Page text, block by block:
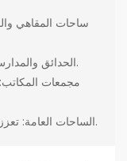
ساحات المقاهي
الحدائق والمدارس: مقاعد متينة على طول الممرات والساحات.
مجمعات
الساحات العامة: تعزز المساحات المجتمعية بجاذبية بصرية متناسقة.